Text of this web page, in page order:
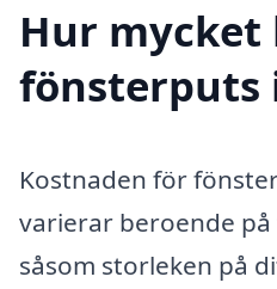
Hur mycket
fönsterputs
Kostnaden för
varierar beroende
såsom storleken på